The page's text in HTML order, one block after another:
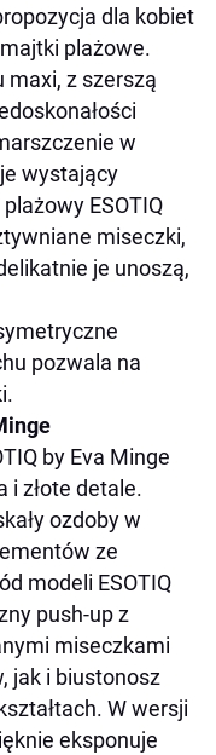
dla kobiet
plażowe.
maxi, z szerszą
w
wystający
ESOTIQ
miseczki,
je unoszą,
pozwala na
by Eva Minge
i złote detale.
ozdoby w
ze
modeli ESOTIQ
push-up z
miseczkami
jak i biustonosz
W wersji
eksponuje